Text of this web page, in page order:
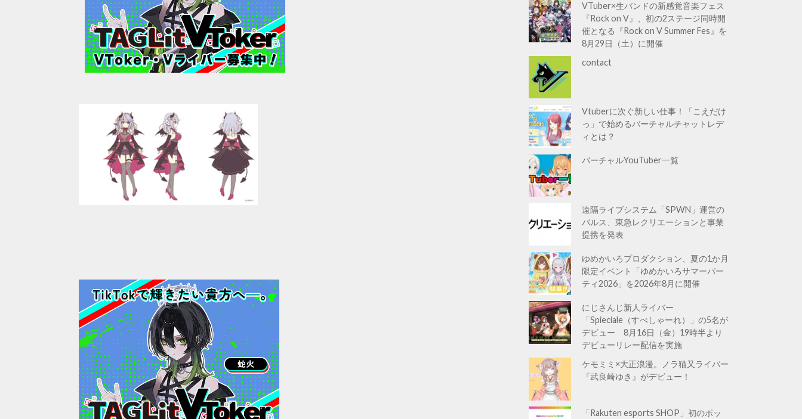
VTuber×生バンドの新感覚音楽フェス
『Rock on V』、初の2ステージ同時開
催となる『Rock on V Summer Fes』を
8月29日（土）に開催
contact
Vtuberに次ぐ新しい仕事！「こえだけ
っ」で始めるバーチャルチャットレデ
ィとは？
バーチャルYouTuber一覧
遠隔ライブシステム「SPWN」運営の
バルス、東急レクリエーションと事業
提携を発表
ゆめかいろプロダクション、夏の1か月
限定イベント「ゆめかいろサマーパー
ティ2026」を2026年8月に開催
にじさんじ新人ライバー
「Spieciale（すぺしゃーれ）」の5名が
デビュー 8月16日（金）19時半より
デビューリレー配信を実施
ケモミミ×大正浪漫。ノラ猫又ライバー
『武良崎ゆき』がデビュー！
「Rakuten esports SHOP」初のポッ